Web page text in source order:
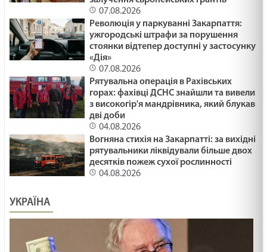
07.08.2026
Революція у паркуванні Закарпаття:
ужгородські штрафи за порушення
стоянки відтепер доступні у застосунку
«Дія»
07.08.2026
Рятувальна операція в Рахівських
горах: фахівці ДСНС знайшли та вивели
з високогір'я мандрівника, який блукав
дві доби
04.08.2026
Вогняна стихія на Закарпатті: за вихідні
рятувальники ліквідували більше двох
десятків пожеж сухої рослинності
04.08.2026
УКРАЇНА